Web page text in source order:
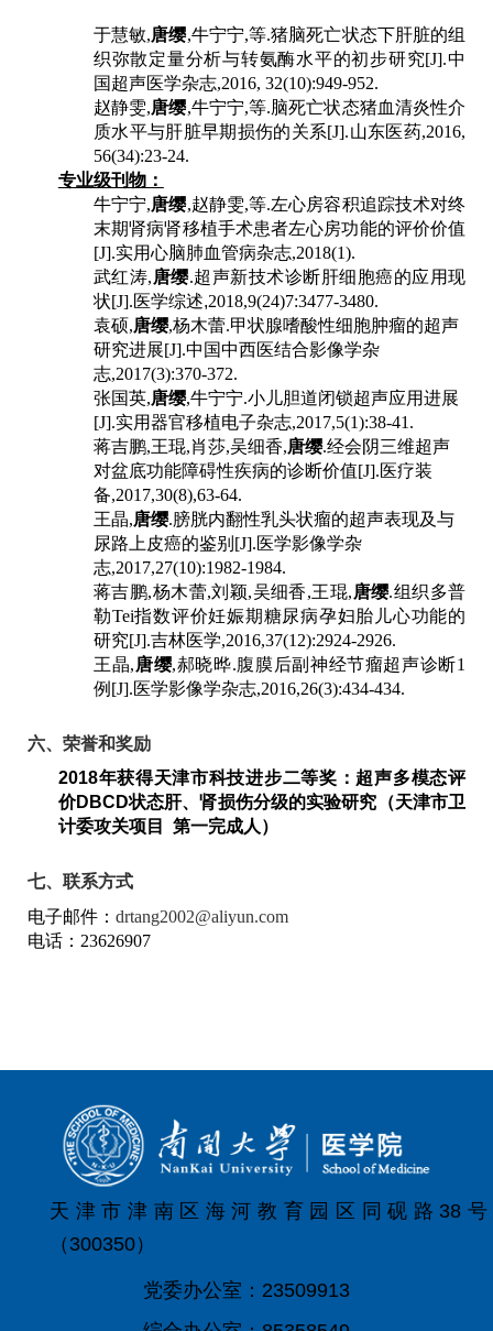
于慧敏,唐缨,牛宁宁,等.猪脑死亡状态下肝脏的组
织弥散定量分析与转氨酶水平的初步研究[J].中
国超声医学杂志,2016, 32(10):949-952.
赵静雯,唐缨,牛宁宁,等.脑死亡状态猪血清炎性介
质水平与肝脏早期损伤的关系[J].山东医药,2016,
56(34):23-24.
专业级刊物：
牛宁宁,唐缨,赵静雯,等.左心房容积追踪技术对终
末期肾病肾移植手术患者左心房功能的评价价值
[J].实用心脑肺血管病杂志,2018(1).
武红涛, 唐缨.超声新技术诊断肝细胞癌的应用现
状[J].医学综述,2018,9(24)7:3477-3480.
袁硕,唐缨,杨木蕾.甲状腺嗜酸性细胞肿瘤的超声
研究进展[J].中国中西医结合影像学杂
志,2017(3):370-372.
张国英,唐缨,牛宁宁.小儿胆道闭锁超声应用进展
[J].实用器官移植电子杂志,2017,5(1):38-41.
蒋吉鹏,王琨,肖莎,吴细香,唐缨.经会阴三维超声
对盆底功能障碍性疾病的诊断价值[J].医疗装
备,2017,30(8),63-64.
王晶,唐缨.膀胱内翻性乳头状瘤的超声表现及与
尿路上皮癌的鉴别 [J].医学影像学杂
志,2017,27(10):1982-1984.
蒋吉鹏,杨木蕾,刘颖,吴细香,王琨, 唐缨.组织多普
勒Tei指数评价妊娠期糖尿病孕妇胎儿心功能的
研究[J].吉林医学,2016,37(12):2924-2926.
王晶, 唐缨,郝晓晔.腹膜后副神经节瘤超声诊断1
例 [J].医学影像学杂志,2016,26(3):434-434.
六、荣誉和奖励
2018年获得天津市科技进步二等奖：超声多模态评
价DBCD状态肝、肾损伤分级的实验研究（天津市卫
计委攻关项目 第一完成人）
七、联系方式
电子邮件： drtang2002@aliyun.com
电话： 23626907
天津市津南区海河教育园区同砚路38号
（300350）
党委办公室：23509913